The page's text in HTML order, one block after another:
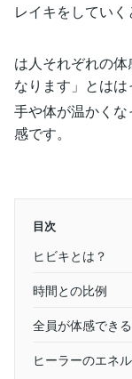
レイキをしてい
は人それぞれの
なります」とはは
手や体が温かく
感です。
目次
ヒビキとは？
時間との比例
全員が体感でき
ヒーラーのエネ